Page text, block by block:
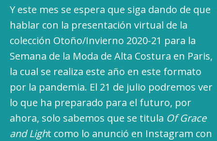
Y este mes se espera que siga dando de que
hablar con la presentación virtual de la
colección Otoño/Invierno 2020-21 para la
Semana de la Moda de Alta Costura en Paris,
la cual se realiza este año en este formato
por la pandemia. El 21 de julio podremos ver
lo que ha preparado para el futuro, por
ahora, solo sabemos que se titula Of Grace
and Light como lo anunció en Instagram con